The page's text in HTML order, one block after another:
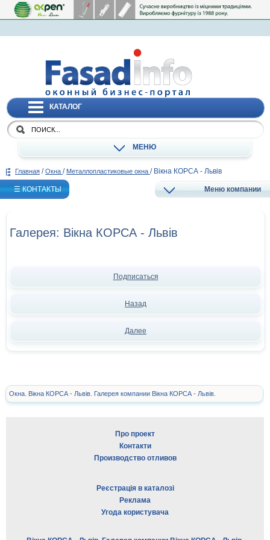
КАТАЛОГ
МЕНЮ
Главная / Окна / Металлопластиковые окна / Вікна КОРСА - Львів
☰ КОНТАКТЫ Меню компании
Галерея: Вікна КОРСА - Львів
Подписаться
Назад
Далее
Окна. Вікна КОРСА - Львів. Галерея компании Вікна КОРСА - Львів.
Про проект
Контакти
Производство отливов
Реєстрація в каталозі
Реклама
Угода користувача